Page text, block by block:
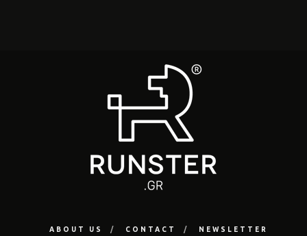
ABOUT US CONTACT
NEWSLETTER